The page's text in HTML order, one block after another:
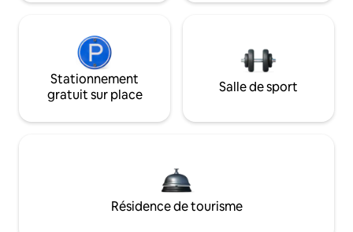
Stationnement
gratuit sur place
Salle de sport
Résidence de tourisme